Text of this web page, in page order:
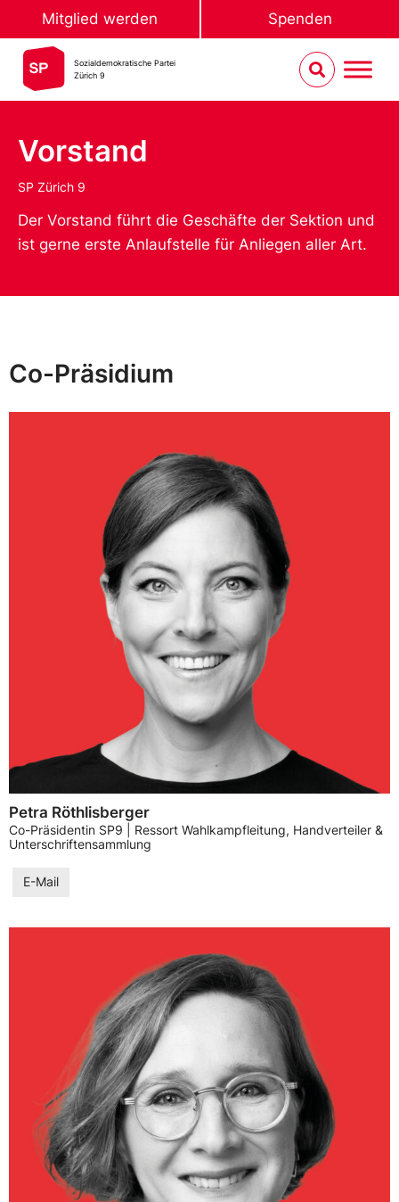
Mitglied werden Spenden
Sozialdemokratische Partei
Zürich 9
Vorstand
SP Zürich 9
Der Vorstand führt die Geschäfte der Sektion und
ist gerne erste Anlaufstelle für Anliegen aller Art.
Co-Präsidium
Petra Röthlisberger
Co-Präsidentin SP9 | Ressort Wahlkampfleitung, Handverteiler &
Unterschriftensammlung
E-Mail